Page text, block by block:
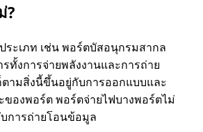
?
ระเภท เช่น พอร์ตบัสอนุกรมสากล
ทั้งการจ่ายพลังงานและการถ่าย
ามสิ่งนี้ขึ้นอยู่กับการออกแบบและ
ของพอร์ต พอร์ตจ่ายไฟบางพอร์ตไม่
การถ่ายโอนข้อมูล